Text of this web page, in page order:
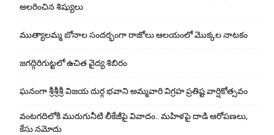
అలరించిన శిష్యులు
ముత్యాలమ్మ బోనాల సందర్భంగా రాజోలు ఆలయంలో మొక్కల నాటకం
జగద్గిరిగుట్టలో ఉచిత వైద్య శిబిరం
ఘనంగా శ్రీశ్రీశ్రీ విజయ దుర్గ భవాని అమ్మవారి విగ్రహ ప్రతిష్ట వార్షికోత్సవం
వంటగదిలోకి మురుగునీటి లీకేజీపై వివాదం.. మహిళపై దాడి ఆరోపణలు,
కేసు నమోదు